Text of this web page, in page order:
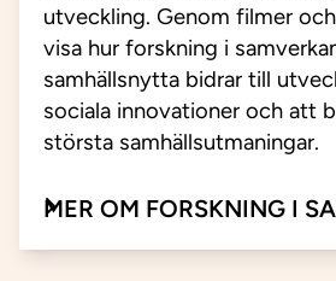
utveckling. Genom filmer
visa hur forskning i
samhällsnytta bidrar till
sociala innovationer och att
största samhällsutmaningar.
MER OM FORSKNING I